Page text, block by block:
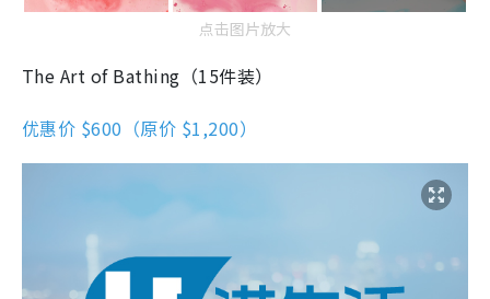
点击图片放大
The Art of Bathing（15件装）
优惠价 $600（原价 $1,200）